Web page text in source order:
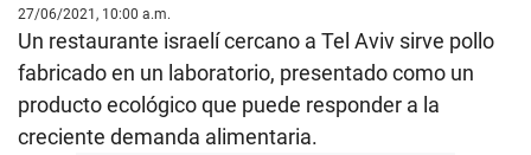
27/06/2021, 10:00 a.m.
Un restaurante israelí cercano a Tel Aviv sirve pollo
fabricado en un laboratorio, presentado como un
producto ecológico que puede responder a la
creciente demanda alimentaria.